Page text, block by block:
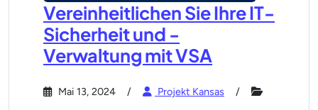
Vereinheitlichen Sie Ihre IT-
Sicherheit und -
Verwaltung mit VSA
Mai 13, 2024 Projekt Kansas